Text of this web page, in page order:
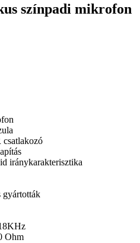
színpadi mikrofon
iránykarakterisztika
gyártották
Ohm